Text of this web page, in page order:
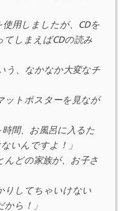
用しましたが、CDを
てしまえばCDの読み
う、なかなか大変なチ
ットポスターを見なが
時間、お風呂に入るた
いんですよ！」
んどの家族が、お子さ
りしてちゃいけない
ら！」